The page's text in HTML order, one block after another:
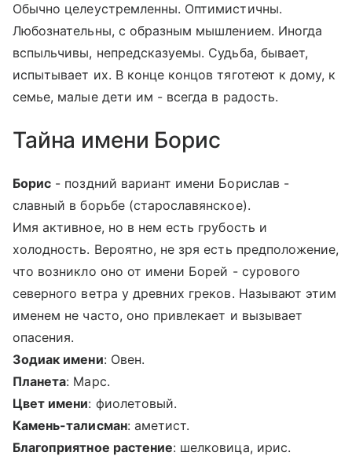
Обычно целеустремленны. Оптимистичны.
Любознательны, с образным мышлением. Иногда
вспыльчивы, непредсказуемы. Судьба, бывает,
испытывает их. В конце концов тяготеют к дому, к
семье, малые дети им - всегда в радость.
Тайна имени Борис
Борис - поздний вариант имени Борислав -
славный в борьбе (старославянское).
Имя активное, но в нем есть грубость и
холодность. Вероятно, не зря есть предположение,
что возникло оно от имени Борей - сурового
северного ветра у древних греков. Называют этим
именем не часто, оно привлекает и вызывает
опасения.
Зодиак имени: Овен.
Планета: Марс.
Цвет имени: фиолетовый.
Камень-талисман: аметист.
Благоприятное растение: шелковица, ирис.